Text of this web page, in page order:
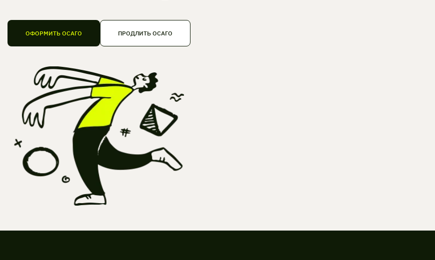
ОФОРМИТЬ ОСАГО ПРОДЛИТЬ ОСАГО